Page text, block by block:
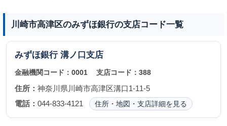
川崎市高津区のみずほ銀行の支店コード一覧
みずほ銀行 溝ノ口支店
金融機関コード： 0001 支店コード：388
住所： 神奈川県川崎市高津区溝口1-11-5
電話： 044-833-4121 住所・地図・支店詳細を見る